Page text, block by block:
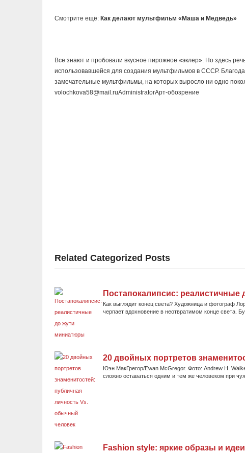
Смотрите ещё: Как делают мультфильм «Маша и Медведь»
Все знают и пробовали вкусное пирожное «эклер». Но здесь
использовавшейся для создания мультфильмов в СССР.
замечательные мультфильмы, на которых выросло ни одно
volochkova58@mail.ruAdministratorАрт-обозрение
Related Categorized Posts
Постапокалипсис:
Как выглядит конец света? Художница и фотограф
черпает вдохновение в неотвратимом конце света.
20 двойных портретов
Юэн МакГрегор/Ewan McGregor. Фото: Andrew H.
сложно оставаться одним и тем же человеком при
Fashion style: яркие образы и